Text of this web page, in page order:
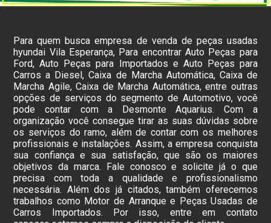
Para quem busca empresa de venda de peças usadas
hyundai Vila Esperança, Para encontrar Auto Peças para
Ford, Auto Peças para Importados e Auto Peças para
Carros a Diesel, Caixa de Marcha Automática, Caixa de
Marcha Agile, Caixa de Marcha Automática, entre outras
opções de serviços do segmento de Automotivo, você
pode contar com a Desmonte Aquarius. Com a
organização você consegue tirar as suas dúvidas sobre
os serviços do ramo, além de contar com os melhores
profissionais e instalações. Assim, a empresa conquista
sua confiança e sua satisfação, que são os maiores
objetivos da marca. Fale conosco e solicite já o que
precisa com toda a qualidade e profissionalismo
necessária. Além dos já citados, também oferecemos
trabalhos como Motor de Arranque e Peças Usadas de
Carros Importados. Por isso, entre em contato